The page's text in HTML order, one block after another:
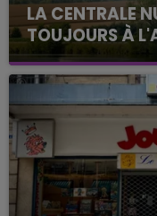
LA CENTRALE
TOUJOURS À
Cela fait déjà une
nucléaire
justifiée par la
présente.